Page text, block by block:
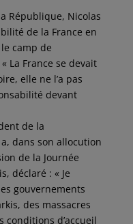
République, Nicolas
de la France en
camp de
La France se devait
elle ne l’a pas
devant
de la
dans son allocution
de la Journée
déclaré : « Je
gouvernements
des massacres
conditions d’accueil